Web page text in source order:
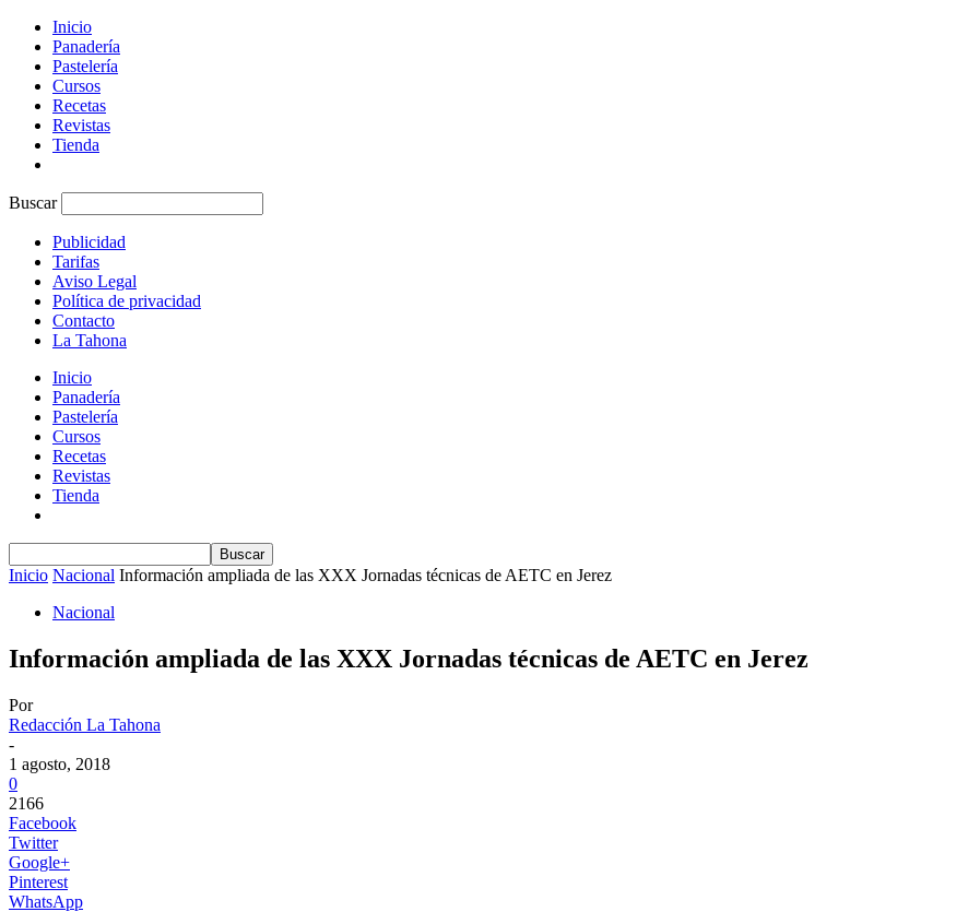
Inicio
Panadería
Pastelería
Cursos
Recetas
Revistas
Tienda
Buscar
Publicidad
Tarifas
Aviso Legal
Política de privacidad
Contacto
La Tahona
Inicio
Panadería
Pastelería
Cursos
Recetas
Revistas
Tienda
Inicio Nacional Información ampliada de las XXX Jornadas técnicas de AETC en Jerez
Nacional
Información ampliada de las XXX Jornadas técnicas de AETC en Jerez
Por
Redacción La Tahona
-
1 agosto, 2018
0
2166
Facebook
Twitter
Google+
Pinterest
WhatsApp